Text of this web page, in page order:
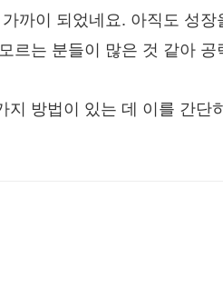
까이 되었네요. 아직도 성
르는 분들이 많은 것 같아
지 방법이 있는 데 이를 간단